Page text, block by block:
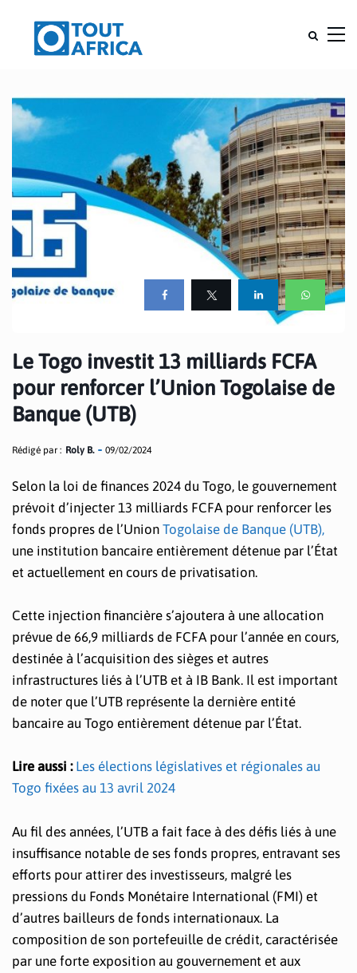
Le Togo investit 13 milliards FCFA
pour renforcer l’Union Togolaise de
Banque (UTB)
Rédigé par : Roly B. 09/02/2024
Selon la loi de finances 2024 du Togo, le gouvernement
prévoit d’injecter 13 milliards FCFA pour renforcer les
fonds propres de l’Union Togolaise de Banque (UTB),
une institution bancaire entièrement détenue par l’État
et actuellement en cours de privatisation.
Cette injection financière s’ajoutera à une allocation
prévue de 66,9 milliards de FCFA pour l’année en cours,
destinée à l’acquisition des sièges et autres
infrastructures liés à l’UTB et à IB Bank. Il est important
de noter que l’UTB représente la dernière entité
bancaire au Togo entièrement détenue par l’État.
Lire aussi : Les élections législatives et régionales au
Togo fixées au 13 avril 2024
Au fil des années, l’UTB a fait face à des défis liés à une
insuffisance notable de ses fonds propres, entravant ses
efforts pour attirer des investisseurs, malgré les
pressions du Fonds Monétaire International (FMI) et
d’autres bailleurs de fonds internationaux. La
composition de son portefeuille de crédit, caractérisée
par une forte exposition au gouvernement et aux